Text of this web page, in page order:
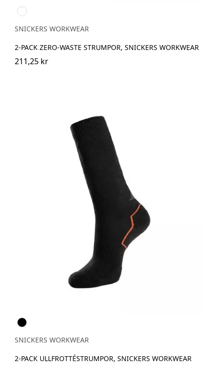
Svart/Aluminium
SNICKERS WORKWEAR
2-PACK ZERO-WASTE STRUMPOR, SNICKERS WORKWEAR
211,25 kr
Svart
SNICKERS WORKWEAR
2-PACK ULLFROTTÉSTRUMPOR, SNICKERS WORKWEAR